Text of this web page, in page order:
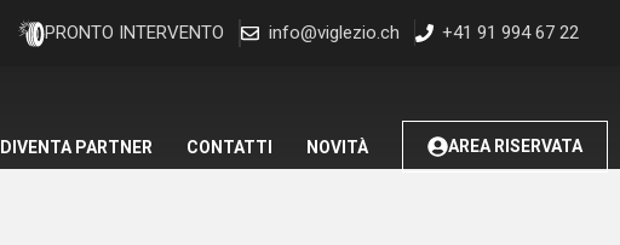
PRONTO INTERVENTO info@viglezio.ch +41 91 994 67 22
DIVENTA PARTNER CONTATTI NOVITÀ AREA RISERVATA